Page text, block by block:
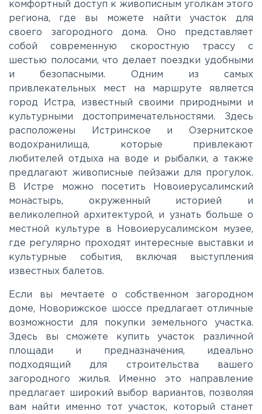
Каширское
Киевское
Ленинградское
Лихачевское
Минское
Можайское
Новорязанское
Носовихинское
Рогачёвское
Рублево-Успенское
комфортный доступ к живописным уголкам этого
региона, где вы можете найти участок для
своего загородного дома. Оно представляет
собой современную скоростную трассу с
шестью полосами, что делает поездки удобными
и безопасными. Одним из самых
привлекательных мест на маршруте является
город Истра, известный своими природными и
культурными достопримечательностями. Здесь
расположены Истринское и Озернитское
водохранилища, которые привлекают
любителей отдыха на воде и рыбалки, а также
предлагают живописные пейзажи для прогулок.
В Истре можно посетить Новоиерусалимский
монастырь, окруженный историей и
великолепной архитектурой, и узнать больше о
местной культуре в Новоиерусалимском музее,
где регулярно проходят интересные выставки и
культурные события, включая выступления
известных балетов.
Если вы мечтаете о собственном загородном
доме, Новорижское шоссе предлагает отличные
возможности для покупки земельного участка.
Здесь вы сможете купить участок различной
площади и предназначения, идеально
подходящий для строительства вашего
загородного жилья. Именно это направление
предлагает широкий выбор вариантов, позволяя
вам найти именно тот участок, который станет